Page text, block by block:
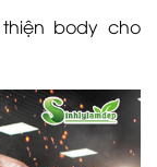
body cho